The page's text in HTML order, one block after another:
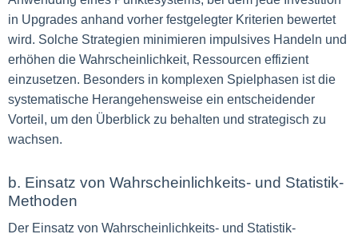
in Upgrades anhand vorher festgelegter Kriterien bewertet
wird. Solche Strategien minimieren impulsives Handeln und
erhöhen die Wahrscheinlichkeit, Ressourcen effizient
einzusetzen. Besonders in komplexen Spielphasen ist die
systematische Herangehensweise ein entscheidender
Vorteil, um den Überblick zu behalten und strategisch zu
wachsen.
b. Einsatz von Wahrscheinlichkeits- und Statistik-
Methoden
Der Einsatz von Wahrscheinlichkeits- und Statistik-